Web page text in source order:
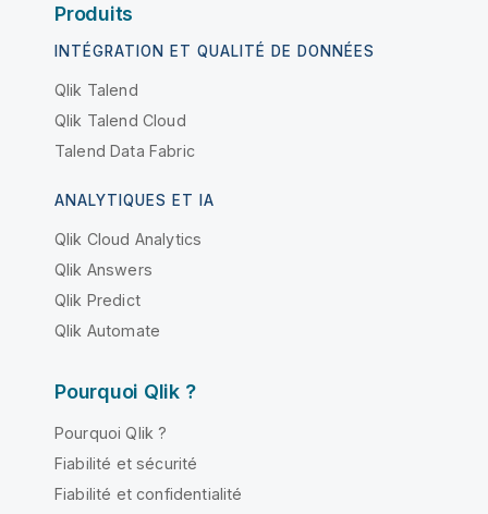
Produits
INTÉGRATION ET QUALITÉ DE DONNÉES
Qlik Talend
Qlik Talend Cloud
Talend Data Fabric
ANALYTIQUES ET IA
Qlik Cloud Analytics
Qlik Answers
Qlik Predict
Qlik Automate
Pourquoi Qlik ?
Pourquoi Qlik ?
Fiabilité et sécurité
Fiabilité et confidentialité